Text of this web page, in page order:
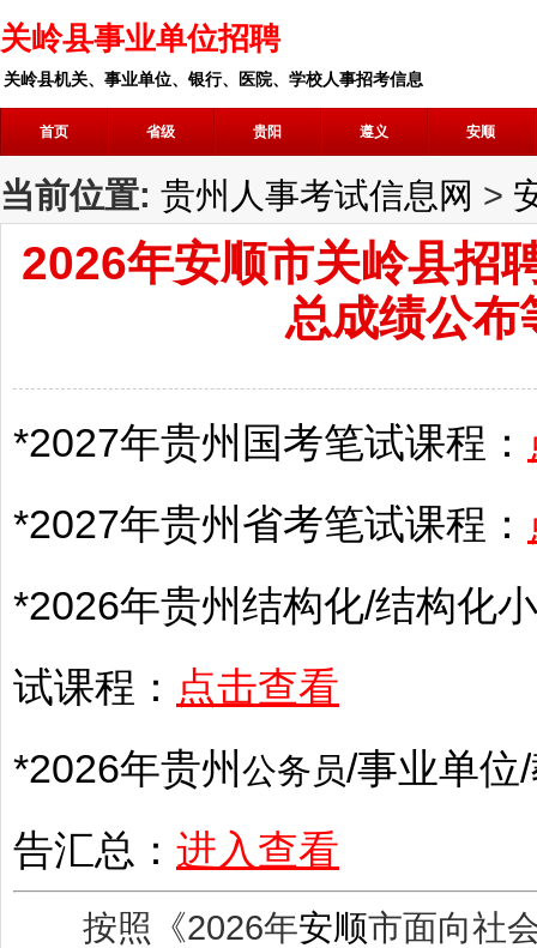
关岭县事业单位招聘
关岭县机关、事业单位、银行、医院、学校人事招考信息
首页 省级 贵阳 遵义 安顺
当前位置: 贵州人事考试信息网 >
2026年安顺市关岭县招
总成绩公布
*2027年贵州 国考笔试课程：
*2027年贵州 省考笔试课程：
*2026年贵州结构化/结构化
试课程： 点击查看
*2026年贵州 公务员/事业单位/
告汇总： 进入查看
按照《2026年安顺市面向社